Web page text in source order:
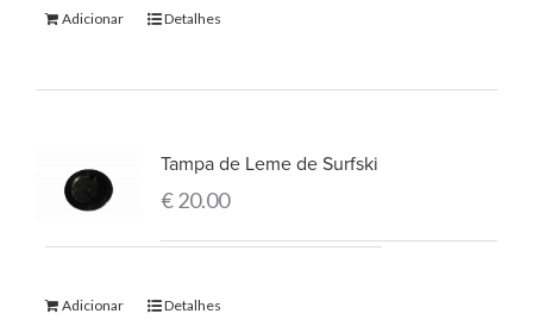
Adicionar Detalhes
Tampa de Leme de Surfski
€20.00
Adicionar Detalhes